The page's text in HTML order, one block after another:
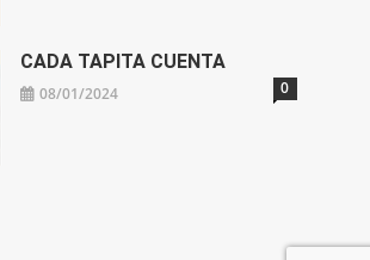
CADA TAPITA CUENTA
08/01/2024 0